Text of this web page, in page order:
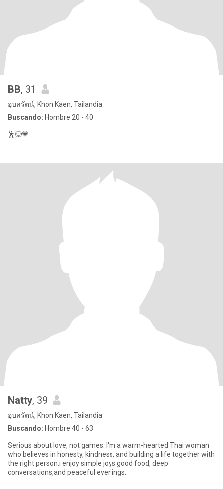
BB, 31
อุบลรัตน์, Khon Kaen, Tailandia
Buscando: Hombre 20 - 40
🕺😋💗
Natty, 39
อุบลรัตน์, Khon Kaen, Tailandia
Buscando: Hombre 40 - 63
Serious about love, not games. I'm a warm-hearted Thai woman
who believes in honesty, kindness, and building a life together with
the right person.i enjoy simple joys good food, deep
conversations,and peaceful evenings.